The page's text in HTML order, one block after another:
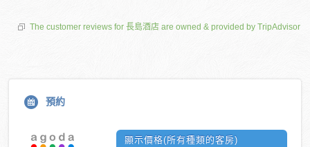
The customer reviews for 長島酒店 are owned & provided by TripAdvisor
預約
顯示價格(所有種類的客房)